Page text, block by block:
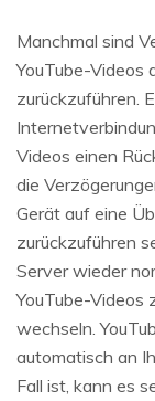
Manchmal sind
YouTube-Videos
zurückzuführen.
Videos einen
die
Gerät auf eine
zurückzuführen
Server wieder
YouTube-Videos
wechseln.
automatisch an
Fall ist, kann es